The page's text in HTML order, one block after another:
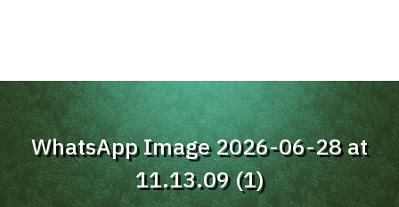
WhatsApp Image 2026-06-28 at
11.13.09 (1)